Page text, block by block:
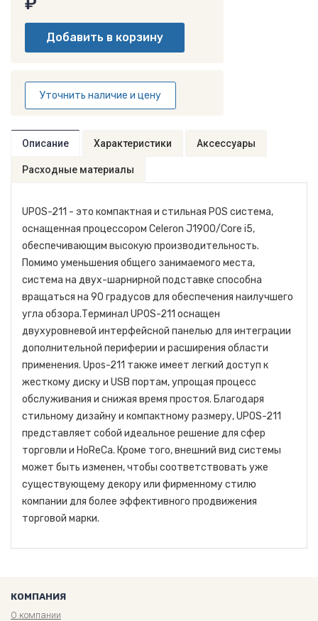
Уточнить наличие и цену
Описание Характеристики Аксессуары
Расходные материалы
UPOS-211 - это компактная и стильная POS система,
оснащенная процессором Celeron J1900/Core i5,
обеспечивающим высокую производительность.
Помимо уменьшения общего занимаемого места,
система на двух-шарнирной подставке способна
вращаться на 90 градусов для обеспечения наилучшего
угла обзора.Терминал UPOS-211 оснащен
двухуровневой интерфейсной панелью для интеграции
дополнительной периферии и расширения области
применения. Upos-211 также имеет легкий доступ к
жесткому диску и USB портам, упрощая процесс
обслуживания и снижая время простоя. Благодаря
стильному дизайну и компактному размеру, UPOS-211
представляет собой идеальное решение для сфер
торговли и HoReCa. Кроме того, внешний вид системы
может быть изменен, чтобы соответствовать уже
существующему декору или фирменному стилю
компании для более эффективного продвижения
торговой марки.
КОМПАНИЯ
О компании